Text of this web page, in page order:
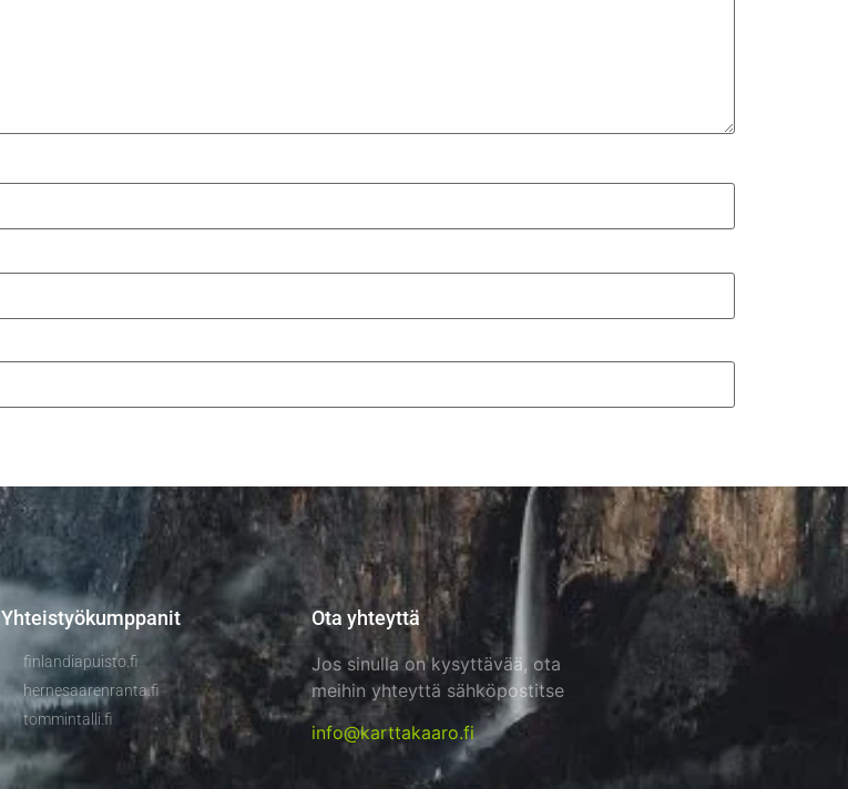
Yhteistyökumppanit
finlandiapuisto.fi
hernesaarenranta.fi
tommintalli.fi
Ota yhteyttä
Jos sinulla on kysyttävää, ota
meihin yhteyttä sähköpostitse
info@karttakaaro.fi